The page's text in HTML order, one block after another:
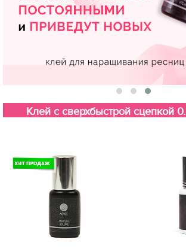
Клей с сверхбыстрой сцепкой